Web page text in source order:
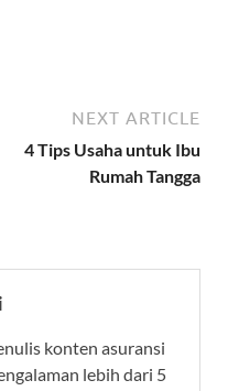
NEXT ARTICLE
4 Tips Usaha untuk Ibu
Rumah Tangga
konten asuransi
lebih dari 5